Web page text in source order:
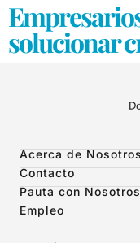
solucionar
Acerca de
Contacto
Pauta con Nosotros
Empleo